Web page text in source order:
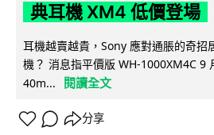
典耳機 XM4 低價登場
耳機越賣越貴，Sony 應對通脹的奇招
機？ 消息指平價版 WH-1000XM4C 9
40m...
閱讀全文
分享